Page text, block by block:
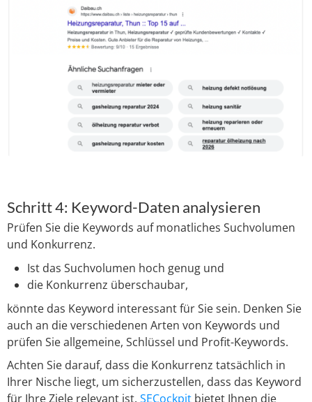
Schritt 4: Keyword-Daten analysieren
Prüfen Sie die Keywords auf monatliches Suchvolumen
und Konkurrenz.
Ist das Suchvolumen hoch genug und
die Konkurrenz überschaubar,
könnte das Keyword interessant für Sie sein. Denken Sie
auch an die verschiedenen Arten von Keywords und
prüfen Sie allgemeine, Schlüssel und Profit-Keywords.
Achten Sie darauf, dass die Konkurrenz tatsächlich in
Ihrer Nische liegt, um sicherzustellen, dass das Keyword
für Ihre Ziele relevant ist. SECockpit bietet Ihnen die